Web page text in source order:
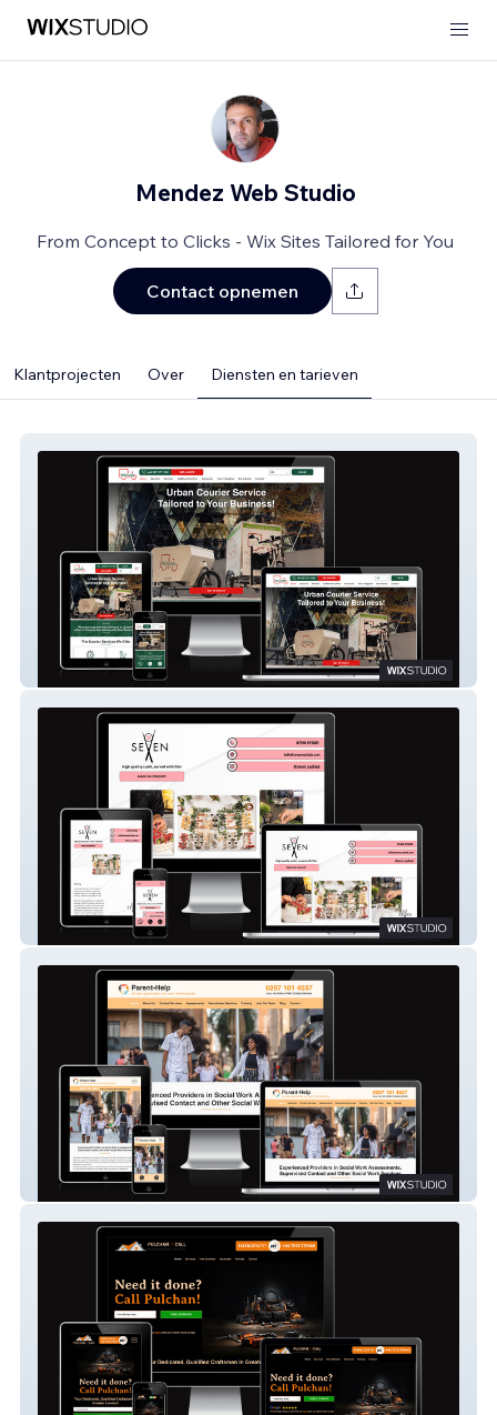
Mendez Web Studio
From Concept to Clicks - Wix Sites Tailored for You
Contact opnemen
Klantprojecten Over Diensten en tarieven
Pedivan Sustainable Delivery Limited
Seven Sushi
Parent-Help UK